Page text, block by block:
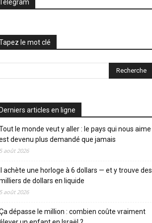
le mot clé
articles en ligne
le monde veut y aller : le pays qui nous aime
devenu plus demandé que jamais
août 2026
achète une horloge à 6 dollars — et y trouve des
de dollars en liquide
août 2026
dépasse le million : combien coûte vraiment